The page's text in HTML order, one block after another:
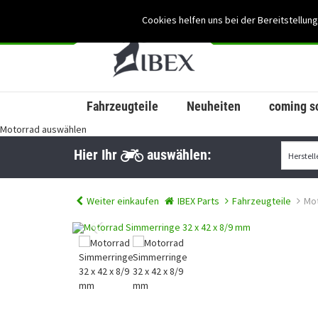
Cookies helfen uns bei der
Fahrzeugteile Neuheiten coming
Motorrad auswählen
Hier Ihr auswählen:
Weiter einkaufen IBEX Parts Fahrzeugteile